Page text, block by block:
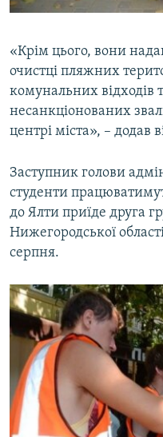
«Крім цього, вони
очистці пляжних
комунальних відходів
несанкціонованих
центрі міста», – додав
Заступник голови
студенти
до Ялти приїде друга
Нижегородської
серпня.